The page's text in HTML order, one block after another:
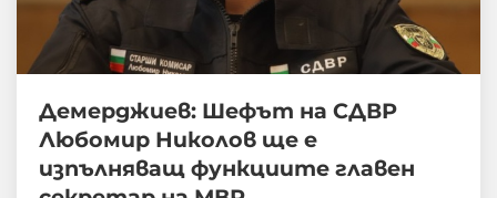
Демерджиев: Шефът на СДВР
Любомир Николов ще е
изпълняващ функциите главен